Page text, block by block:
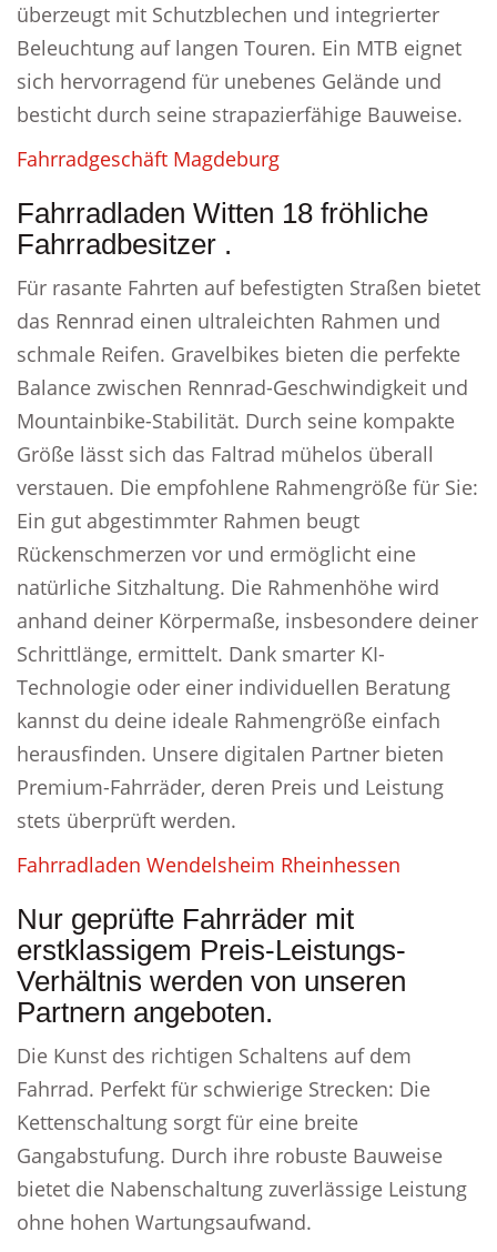
überzeugt mit Schutzblechen und integrierter
Beleuchtung auf langen Touren. Ein MTB eignet
sich hervorragend für unebenes Gelände und
besticht durch seine strapazierfähige Bauweise.
Fahrradgeschäft Magdeburg
Fahrradladen Witten 18 fröhliche
Fahrradbesitzer .
Für rasante Fahrten auf befestigten Straßen bietet
das Rennrad einen ultraleichten Rahmen und
schmale Reifen. Gravelbikes bieten die perfekte
Balance zwischen Rennrad-Geschwindigkeit und
Mountainbike-Stabilität. Durch seine kompakte
Größe lässt sich das Faltrad mühelos überall
verstauen. Die empfohlene Rahmengröße für Sie:
Ein gut abgestimmter Rahmen beugt
Rückenschmerzen vor und ermöglicht eine
natürliche Sitzhaltung. Die Rahmenhöhe wird
anhand deiner Körpermaße, insbesondere deiner
Schrittlänge, ermittelt. Dank smarter KI-
Technologie oder einer individuellen Beratung
kannst du deine ideale Rahmengröße einfach
herausfinden. Unsere digitalen Partner bieten
Premium-Fahrräder, deren Preis und Leistung
stets überprüft werden.
Fahrradladen Wendelsheim Rheinhessen
Nur geprüfte Fahrräder mit
erstklassigem Preis-Leistungs-
Verhältnis werden von unseren
Partnern angeboten.
Die Kunst des richtigen Schaltens auf dem
Fahrrad. Perfekt für schwierige Strecken: Die
Kettenschaltung sorgt für eine breite
Gangabstufung. Durch ihre robuste Bauweise
bietet die Nabenschaltung zuverlässige Leistung
ohne hohen Wartungsaufwand.